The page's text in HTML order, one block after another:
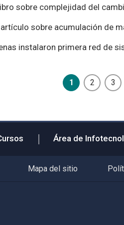
sobre complejidad del
sobre acumulación de
instalaron primera red de
1 2 3
Área de
Mapa del sitio